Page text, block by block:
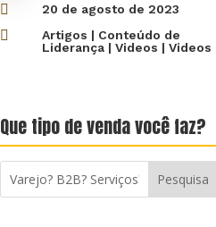
 20 de agosto de 2023
 Artigos | Conteúdo de
Liderança |Videos |Videos
Que tipo de venda você faz?